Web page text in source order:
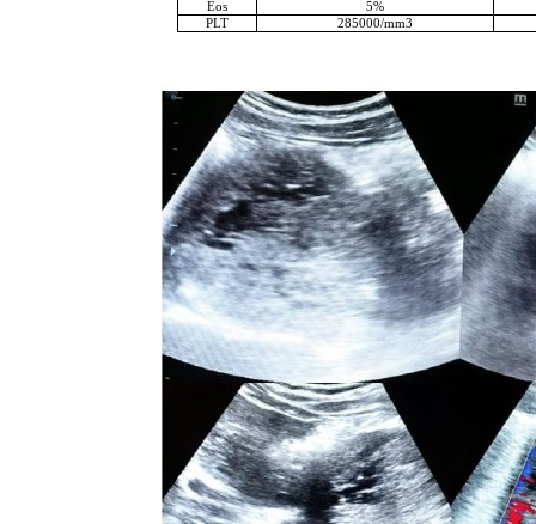
Eos
5%
PLT
285000/mm3